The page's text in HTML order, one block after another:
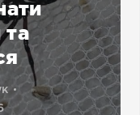
блекаут у
реагують
що
Автор Дарина
6 Серпня, 2026